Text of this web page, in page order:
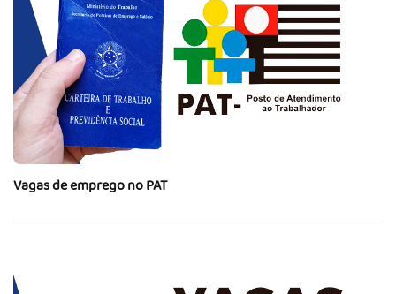
Vagas de emprego no PAT